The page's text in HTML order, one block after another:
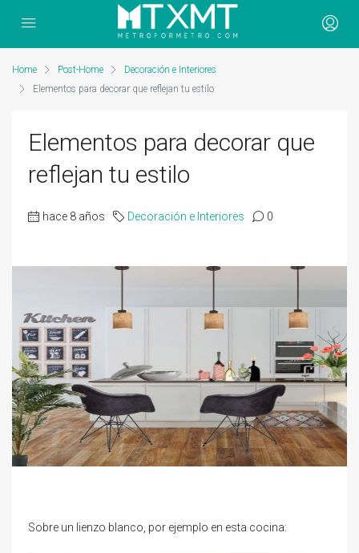
Home Post-Home
Decoración e Interiores
Elementos para decorar que reflejan tu estilo
Elementos para decorar que
reflejan tu estilo
hace 8 años Decoración e Interiores 0
Sobre un lienzo blanco, por ejemplo en esta cocina: